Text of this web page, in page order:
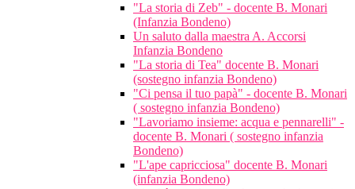
"La storia di Zeb" - docente B. Monari
(Infanzia Bondeno)
Un saluto dalla maestra A. Accorsi
Infanzia Bondeno
"La storia di Tea" docente B. Monari
(sostegno infanzia Bondeno)
"Ci pensa il tuo papà" - docente B. Monari
( sostegno infanzia Bondeno)
"Lavoriamo insieme: acqua e pennarelli" -
docente B. Monari ( sostegno infanzia
Bondeno)
"L'ape capricciosa" docente B. Monari
(infanzia Bondeno)